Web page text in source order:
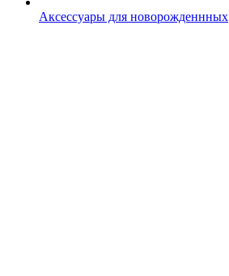
Аксессуары для новорожденнных